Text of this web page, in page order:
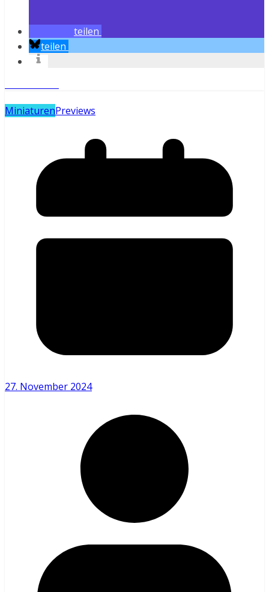
teilen
teilen
MiniaturenPreviews
27. November 2024